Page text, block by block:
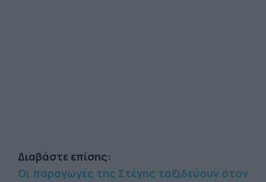
Διαβάστε επίσης:
Οι παραγωγές της Στέγης ταξιδεύουν στον